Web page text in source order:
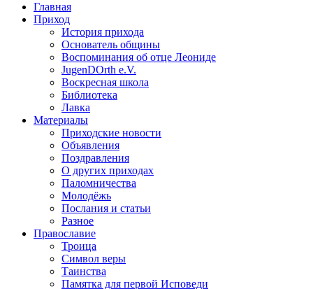
Главная
Приход
История прихода
Основатель общины
Воспоминания об отце Леониде
JugenDOrth e.V.
Воскресная школа
Библиотека
Лавка
Материалы
Приходские новости
Объявления
Поздравления
О других приходах
Паломничества
Молодёжь
Послания и статьи
Разное
Православие
Троица
Символ веры
Таинства
Памятка для первой Исповеди